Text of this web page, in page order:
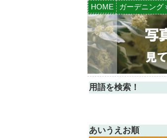
HOME ガーデニング
用語を検索！
あいうえお順